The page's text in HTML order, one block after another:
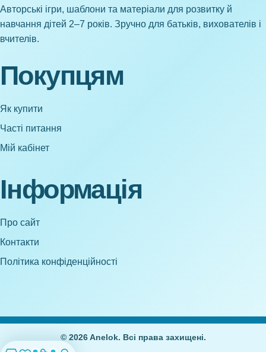
Авторські ігри, шаблони та матеріали для розвитку й
навчання дітей 2–7 років. Зручно для батьків, вихователів і
вчителів.
Покупцям
Як купити
Часті питання
Мій кабінет
Інформація
Про сайт
Контакти
Політика конфіденційності
© 2026 Anelok. Всі права захищені.